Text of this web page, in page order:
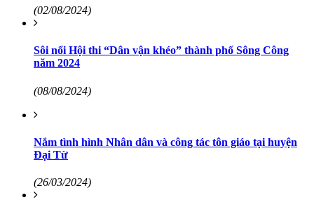
(02/08/2024)
Sôi nổi Hội thi “Dân vận khéo” thành phố Sông Công
năm 2024
(08/08/2024)
Nắm tình hình Nhân dân và công tác tôn giáo tại huyện
Đại Từ
(26/03/2024)